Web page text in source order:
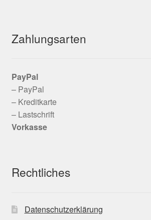
Zahlungsarten
PayPal
– PayPal
– Kreditkarte
– Lastschrift
Vorkasse
Rechtliches
Datenschutzerklärung